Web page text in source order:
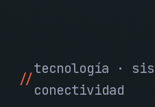
tecnología ·
conectividad